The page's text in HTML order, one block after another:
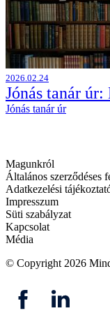
2026.02.24
Jónás tanár
Jónás tanár úr
Magunkról
Általános szerződéses
Adatkezelési
Impresszum
Süti szabályzat
Kapcsolat
Média
© Copyright 2026